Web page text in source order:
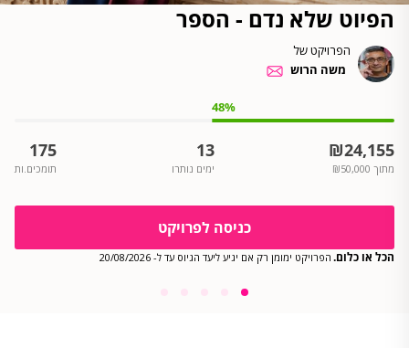
הפיוט שלא נדם - הספר
הפרויקט של
משה הרוש
48%
₪24,155
מתוך ₪50,000
13
ימים נותרו
175
תומכים.ות
כניסה לפרויקט
הכל או כלום. הפרויקט ימומן רק אם יגיע ליעד הגיוס עד ל- 20/08/2026